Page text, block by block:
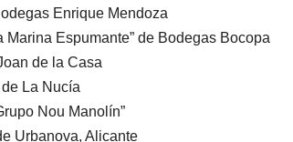
Enrique Mendoza
Espumante” de Bodegas Bocopa
de la Casa
de La Nucía
Nou Manolín”
Urbanova, Alicante